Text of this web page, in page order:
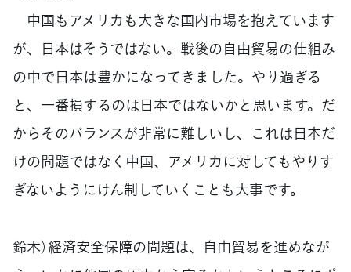
中国もアメリカも大きな国内市場を抱えています
が、日本はそうではない。戦後の自由貿易の仕組み
の中で日本は豊かになってきました。やり過ぎる
と、一番損するのは日本ではないかと思います。だ
からそのバランスが非常に難しいし、これは日本だ
けの問題ではなく中国、アメリカに対してもやりす
ぎないようにけん制していくことも大事です。
鈴木）経済安全保障の問題は、自由貿易を進めなが